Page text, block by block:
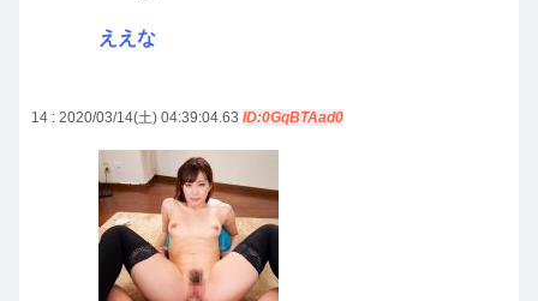
ええな
14 : 2020/03/14(土) 04:39:04.63 ID:0GqBTAad0